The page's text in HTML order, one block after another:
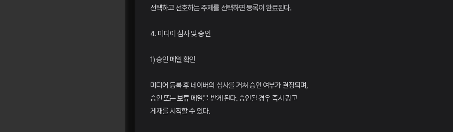
선택하고 선호하는 주제를 선택하면 등록이 완료된다.
4. 미디어 심사 및 승인
1) 승인 메일 확인
미디어 등록 후 네이버의 심사를 거쳐 승인 여부가 결정되며,
승인 또는 보류 메일을 받게 된다. 승인될 경우 즉시 광고
게재를 시작할 수 있다.